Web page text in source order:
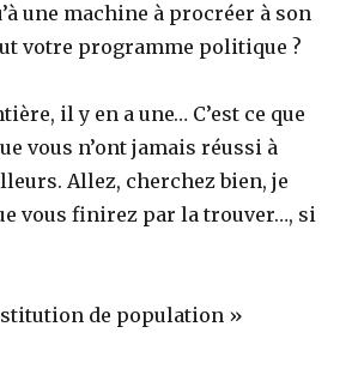
une machine à procréer à son
votre programme politique ?
il y en a une… C’est ce que
vous n’ont jamais réussi à
Allez, cherchez bien, je
vous finirez par la trouver…, si
de population »